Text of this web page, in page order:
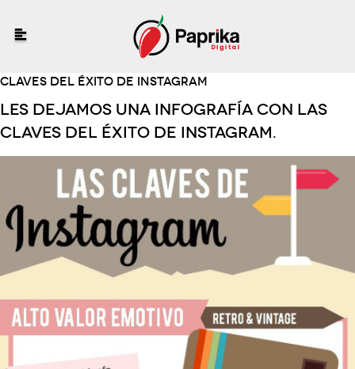
CLAVES DEL ÉXITO DE INSTAGRAM
Les dejamos una infografía con Las
claves del éxito de Instagram.